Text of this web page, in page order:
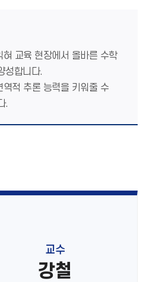
교육 현장에서 올바른 수학
성합니다.
적 추론 능력을 키워줄 수
.
교수
강철